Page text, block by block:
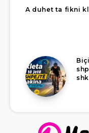
A duhet ta fikni